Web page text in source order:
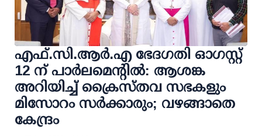
എഫ്.സി.ആര്‍.എ ഭേദഗതി ഓഗസ്റ്റ്
12 ന് പാര്‍ലമെന്റില്‍: ആശങ്ക
അറിയിച്ച് ക്രൈസ്തവ സഭകളും
മിസോറം സര്‍ക്കാരും; വഴങ്ങാതെ
കേന്ദ്രം